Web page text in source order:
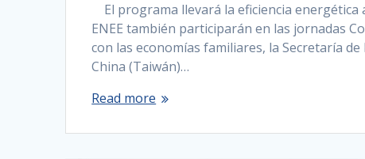
El programa llevará la eficiencia
ENEE también participarán en las jornadas
con las economías familiares, la Secretaría
China (Taiwán)…
Read more